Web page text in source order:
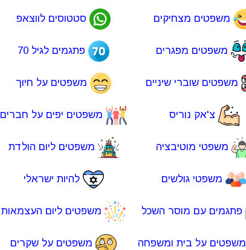
משפטים מצחיקים סטטוסים לווצאפ
משפטים מפגרים פתגמים לגיל 70
משפטים שוברי שיניים משפטים על חיוך
צ'אק נוריס משפטים יפים על חברים
משפטי מוטיבציה משפטים ליום הולדת
משפטי גולשים להיות ישראלי
פתגמים עם מוסר השכל משפטים ליום העצמאות
משפטים על בית ומשפחה משפטים על שקרים